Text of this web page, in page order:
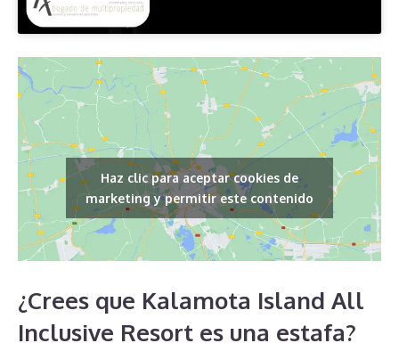
Haz clic para aceptar cookies de
marketing y permitir este contenido
¿Crees que Kalamota Island All
Inclusive Resort es una estafa?